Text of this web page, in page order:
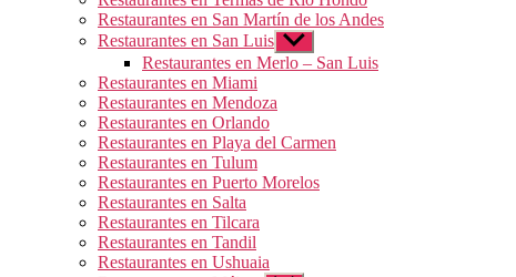
Restaurantes en San Martín de los Andes
Restaurantes en San Luis Mostrar
el
submenú
Restaurantes en Merlo – San Luis
Restaurantes en Miami
Restaurantes en Mendoza
Restaurantes en Orlando
Restaurantes en Playa del Carmen
Restaurantes en Tulum
Restaurantes en Puerto Morelos
Restaurantes en Salta
Restaurantes en Tilcara
Restaurantes en Tandil
Restaurantes en Ushuaia